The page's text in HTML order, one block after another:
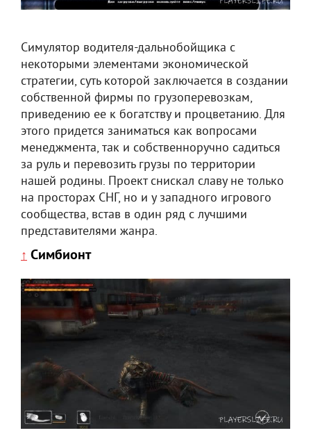
Симулятор водителя-дальнобойщика с
некоторыми элементами экономической
стратегии, суть которой заключается в создании
собственной фирмы по грузоперевозкам,
приведению ее к богатству и процветанию. Для
этого придется заниматься как вопросами
менеджмента, так и собственноручно садиться
за руль и перевозить грузы по территории
нашей родины. Проект снискал славу не только
на просторах СНГ, но и у западного игрового
сообщества, встав в один ряд с лучшими
представителями жанра.
↑ Симбионт